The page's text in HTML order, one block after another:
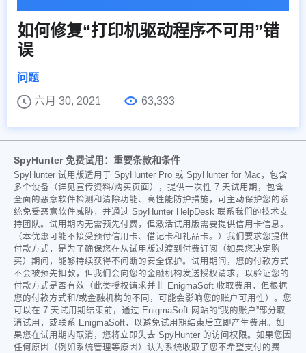
如何修复“打印机驱动程序不可用”错
误
问题
六月 30, 2021
63,333
SpyHunter 免费试用：重要条款和条件
SpyHunter 试用版适用于 SpyHunter Pro 或 SpyHunter for Mac，包含
多个设备（详见宣传资料/购买页面），提供一次性 7 天试用期，包含
全面的恶意软件检测和清除功能、高性能防护措施，可主动保护您的系
统免受恶意软件威胁，并通过 SpyHunter HelpDesk 联系我们的技术支
持团队。试用期内无需预先付费，但激活试用版需要提供信用卡信息。
（本优惠可能不接受预付信用卡、借记卡和礼品卡。）我们要求您提供
付款方式，是为了确保您在从试用版过渡到付费订阅（如果您决定购
买）期间，能够持续获得不间断的安全保护。试用期间，您的付款方式
不会被预先扣款，但我们会向您的金融机构发送授权请求，以验证您的
付款方式是否有效（此类授权请求并非 EnigmaSoft 收取费用，但根据
您的付款方式和/或金融机构的不同，可能会影响您的账户可用性）。您
可以在 7 天试用期结束前，通过 EnigmaSoft 网站的“我的账户”部分取
消试用，或联系 EnigmaSoft，以避免试用期结束后立即产生费用。如
果您在试用期内取消，您将立即失去 SpyHunter 的访问权限。如果您因
任何原因（例如系统管理等原因）认为系统收取了您不希望支付的费